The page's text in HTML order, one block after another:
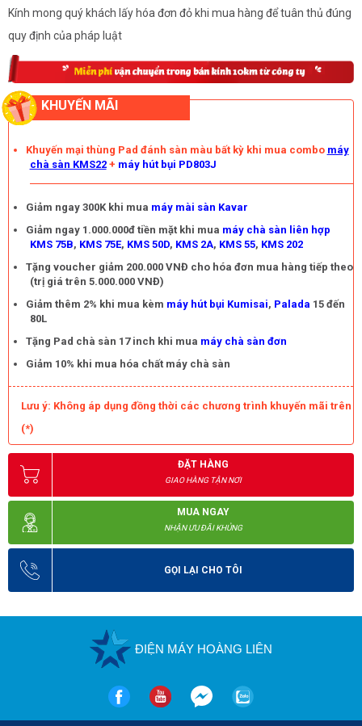
Kính mong quý khách lấy hóa đơn đỏ khi mua hàng để tuân thủ đúng
quy định của pháp luật
KHUYẾN MÃI
Khuyến mại thùng Pad đánh sàn màu bất kỳ khi mua combo máy
chà sàn KMS22+ máy hút bụi PD803J
Giảm ngay 300K khi mua máy mài sàn Kavar
Giảm ngay 1.000.000đ tiền mặt khi mua máy chà sàn liên hợp
KMS 75B, KMS 75E, KMS 50D, KMS 2A, KMS 55, KMS 202
Tặng voucher giảm 200.000 VNĐ cho hóa đơn mua hàng tiếp theo
(trị giá trên 5.000.000 VNĐ)
Giảm thêm 2% khi mua kèm máy hút bụi Kumisai, Palada 15 đến
80L
Tặng Pad chà sàn 17 inch khi mua máy chà sàn đơn
Giảm 10% khi mua hóa chất máy chà sàn
Lưu ý: Không áp dụng đồng thời các chương trình khuyến mãi trên
(*)
ĐẶT HÀNG
GIAO HÀNG TẬN NƠI
MUA NGAY
NHẬN ƯU ĐÃI KHỦNG
GỌI LẠI CHO TÔI
ĐIỆN MÁY HOÀNG LIÊN